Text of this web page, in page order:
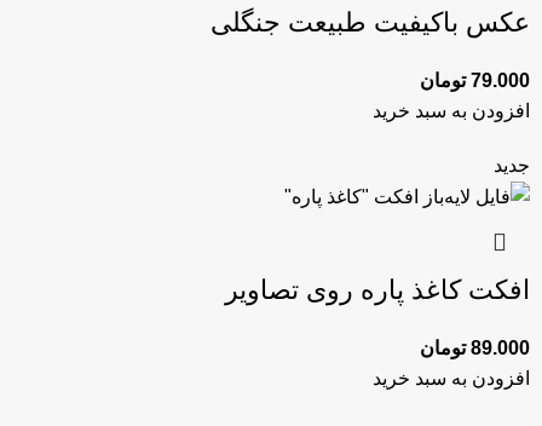
عکس باکیفیت طبیعت جنگلی
79.000 تومان
افزودن به سبد خرید
جدید
افکت کاغذ پاره روی تصاویر
89.000 تومان
افزودن به سبد خرید